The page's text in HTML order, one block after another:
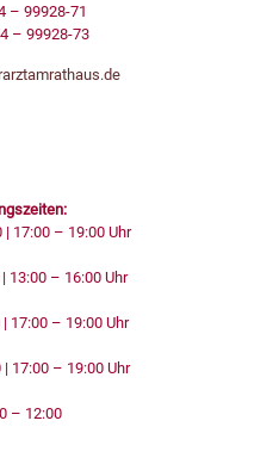
– 99928-71
– 99928-73
| 17:00 – 19:00 Uhr
13:00 – 16:00 Uhr
17:00 – 19:00 Uhr
17:00 – 19:00 Uhr
– 12:00